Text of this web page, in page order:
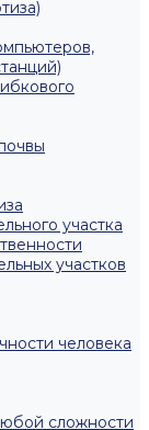
участка
участков
человека
сложности